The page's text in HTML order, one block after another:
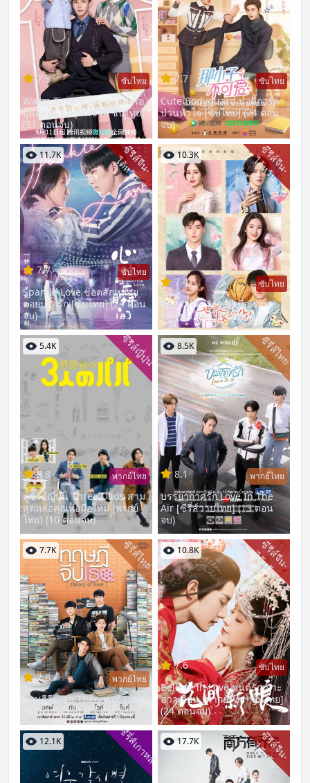
7.3 ซับไทย
Warm Time With You ส่งไอ
อุ่นถึงใจเธอ [มินิซีรี่ย์ ซับไทย]
(31 ตอนจบ)
7.7 ซับไทย
Cute Bodyguard บอดี้การ์ด
ป่วนหัวใจ [ซับไทย] (24 ตอน
จบ)
11.7K ซี
รี
ส์
จี
น
-
ไ
ต้
ห
วั
น
7.7 ซับไทย
Sparkle Love ช็อตสักหน่อย
ค่อยบอกรัก [ซับไทย] (24 ตอน
จบ)
10.3K ซี
รี
ส์
จี
น
-
ไ
ต้
ห
วั
น
7.4 ซับไทย
When We Meet เมื่อเราพบ
กัน [ซับไทย] (24 ตอนจบ)
5.4K ซีรีส์ญี่ปุ่น
8.8 พากย์ไทย
ดูซีรี่ย์ญี่ปุ่น Three Dads สาม
สุดหล่อคุณพ่อมือใหม่ [พากย์
ไทย] (10 ตอนจบ)
8.5K ซีรี่ส์ไทย
8.1 พากย์ไทย
บรรยากาศรัก Love In The
Air [ซีรี่ส์วายไทย] (13 ตอน
จบ)
7.7K ซีรี่ส์ไทย
7.8 พากย์ไทย
ทฤษฎีจีบเธอ Theory of Love
[ซีรี่ย์วายไทย] (12 ตอนจบ)
10.8K ซี
รี
ส์
จี
น
-
ไ
ต้
ห
วั
น
7.6 ซับไทย
Believe in Love มนต์รักเกาะ
ฮวาเจียน [พากย์ไทย+ซับไทย]
(24 ตอนจบ)
12.1K ซีรี่ส์เกาหลี 17.7K ซี
รี
ส์
จี
น
-
ไ
ต้
ห
วั
น